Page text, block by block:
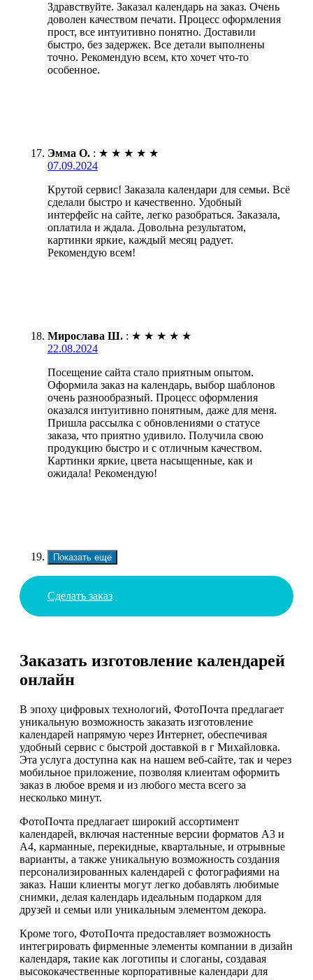
Здравствуйте. Заказал календарь на заказ. Очень
доволен качеством печати. Процесс оформления
прост, все интуитивно понятно. Доставили
быстро, без задержек. Все детали выполнены
точно. Рекомендую всем, кто хочет что-то
особенное.
Эмма О. : ★ ★ ★ ★ ★
07.09.2024
Крутой сервис! Заказала календари для семьи. Всё
сделали быстро и качественно. Удобный
интерфейс на сайте, легко разобраться. Заказала,
оплатила и ждала. Довольна результатом,
картинки яркие, каждый месяц радует.
Рекомендую всем!
Мирослава Ш. : ★ ★ ★ ★ ★
22.08.2024
Посещение сайта стало приятным опытом.
Оформила заказ на календарь, выбор шаблонов
очень разнообразный. Процесс оформления
оказался интуитивно понятным, даже для меня.
Пришла рассылка с обновлениями о статусе
заказа, что приятно удивило. Получила свою
продукцию быстро и с отличным качеством.
Картинки яркие, цвета насыщенные, как и
ожидала! Рекомендую!
Показать еще
Сделать заказ
Заказать изготовление календарей
онлайн
В эпоху цифровых технологий, ФотоПочта предлагает
уникальную возможность заказать изготовление
календарей напрямую через Интернет, обеспечивая
удобный сервис с быстрой доставкой в г Михайловка.
Эта услуга доступна как на нашем веб-сайте, так и через
мобильное приложение, позволяя клиентам оформить
заказ в любое время и из любого места всего за
несколько минут.
ФотоПочта предлагает широкий ассортимент
календарей, включая настенные версии форматов А3 и
А4, карманные, перекидные, квартальные, и отрывные
варианты, а также уникальную возможность создания
персонализированных календарей с фотографиями на
заказ. Наши клиенты могут легко добавлять любимые
снимки, делая календарь идеальным подарком для
друзей и семьи или уникальным элементом декора.
Кроме того, ФотоПочта предоставляет возможность
интегрировать фирменные элементы компании в дизайн
календаря, такие как логотипы и слоганы, создавая
высококачественные корпоративные календари для